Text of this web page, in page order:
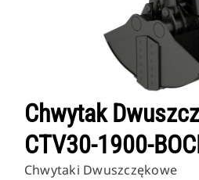
Chwytak
CTV30-1900-
Chwytaki Dwuszczękowe